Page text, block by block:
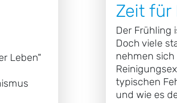
Leben"
Zeit für
Der Frühling
Doch viele
nehmen sich
typischen
und wie es